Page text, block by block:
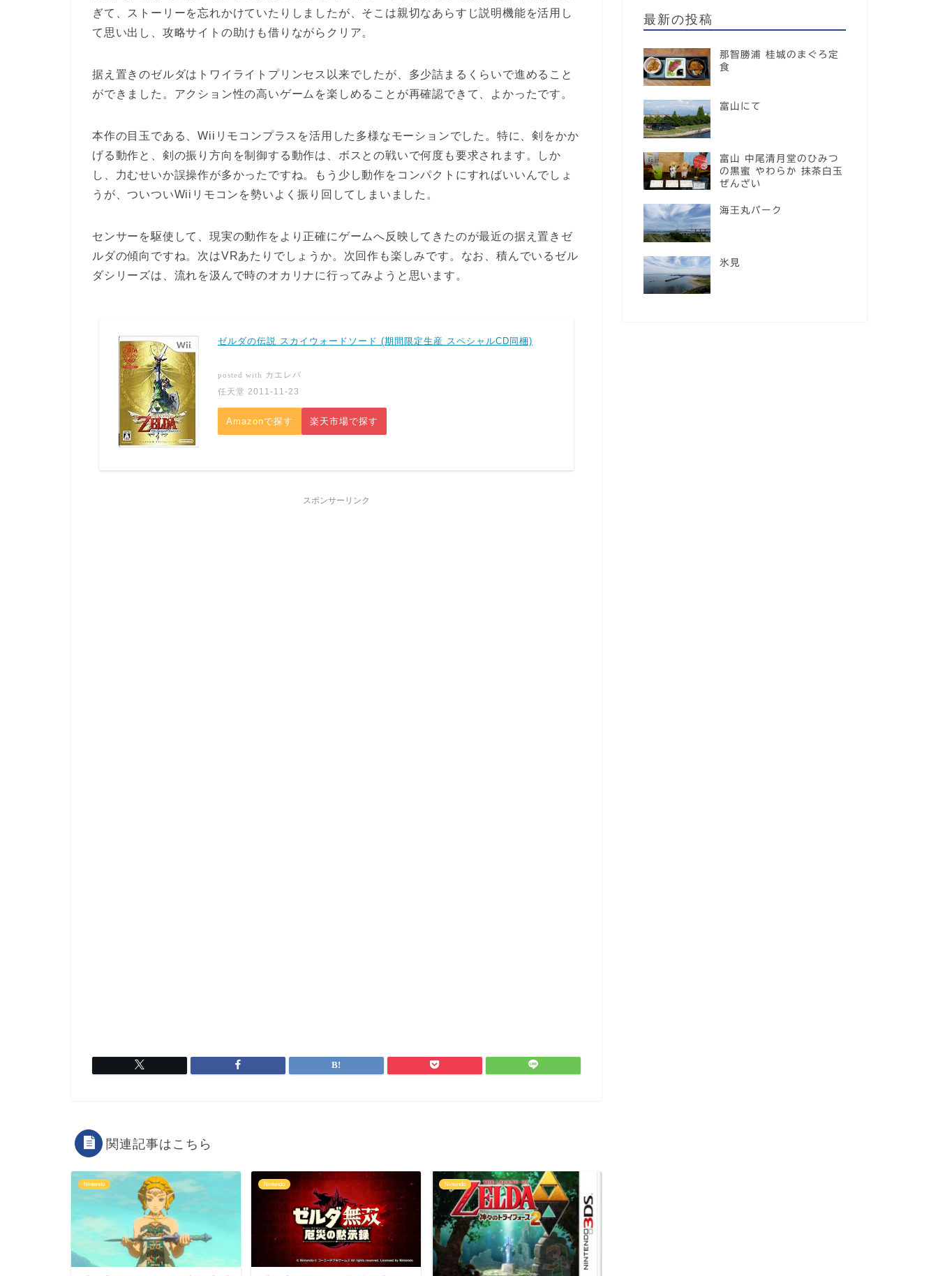
ぎて、ストーリーを忘れかけていたりしましたが、そこは親切なあらすじ説明機能を活用し
て思い出し、攻略サイトの助けも借りながらクリア。
据え置きのゼルダはトワイライトプリンセス以来でしたが、多少詰まるくらいで進めること
ができました。アクション性の高いゲームを楽しめることが再確認できて、よかったです。
本作の目玉である、Wiiリモコンプラスを活用した多様なモーションでした。特に、剣をかか
げる動作と、剣の振り方向を制御する動作は、ボスとの戦いで何度も要求されます。しか
し、力むせいか誤操作が多かったですね。もう少し動作をコンパクトにすればいいんでしょ
うが、ついついWiiリモコンを勢いよく振り回してしまいました。
センサーを駆使して、現実の動作をより正確にゲームへ反映してきたのが最近の据え置きゼ
ルダの傾向ですね。次はVRあたりでしょうか。次回作も楽しみです。なお、積んでいるゼル
ダシリーズは、流れを汲んで時のオカリナに行ってみようと思います。
ゼルダの伝説 スカイウォードソード (期間限定生産 スペシャルCD同梱)
posted with カエレバ
任天堂 2011-11-23
Amazonで探す 楽天市場で探す
スポンサーリンク
関連記事はこちら
Nintendo Nintendo Nintendo
最新の投稿
那智勝浦 桂城のまぐろ定
食
富山にて
富山 中尾清月堂のひみつ
の黒蜜 やわらか 抹茶白玉
ぜんざい
海王丸パーク
氷見